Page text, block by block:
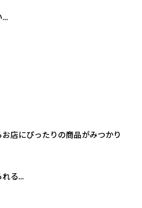
お店にぴったりの商品がみつかり
る...